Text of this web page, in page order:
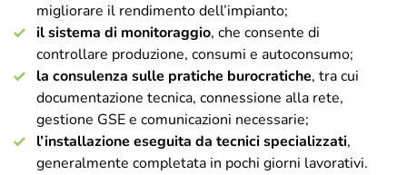
migliorare il rendimento dell’impianto;
il sistema di monitoraggio, che consente di
controllare produzione, consumi e autoconsumo;
la consulenza sulle pratiche burocratiche, tra cui
documentazione tecnica, connessione alla rete,
gestione GSE e comunicazioni necessarie;
l’installazione eseguita da tecnici specializzati,
generalmente completata in pochi giorni lavorativi.